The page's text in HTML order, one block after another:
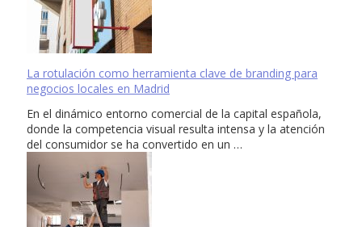
La rotulación como herramienta clave de branding para
negocios locales en Madrid
En el dinámico entorno comercial de la capital española,
donde la competencia visual resulta intensa y la atención
del consumidor se ha convertido en un …